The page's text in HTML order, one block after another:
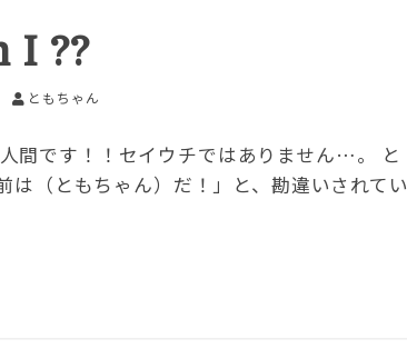
I ??
ともちゃん
間です！！セイウチではありません…。 と
（ともちゃん）だ！」と、勘違いされてい